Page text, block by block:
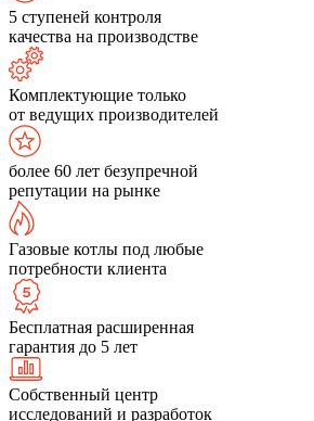
5 ступеней контроля
качества на производстве
Комплектующие только
от ведущих производителей
более 60 лет безупречной
репутации на рынке
Газовые котлы под любые
потребности клиента
Бесплатная расширенная
гарантия до 5 лет
Собственный центр
исследований и разработок